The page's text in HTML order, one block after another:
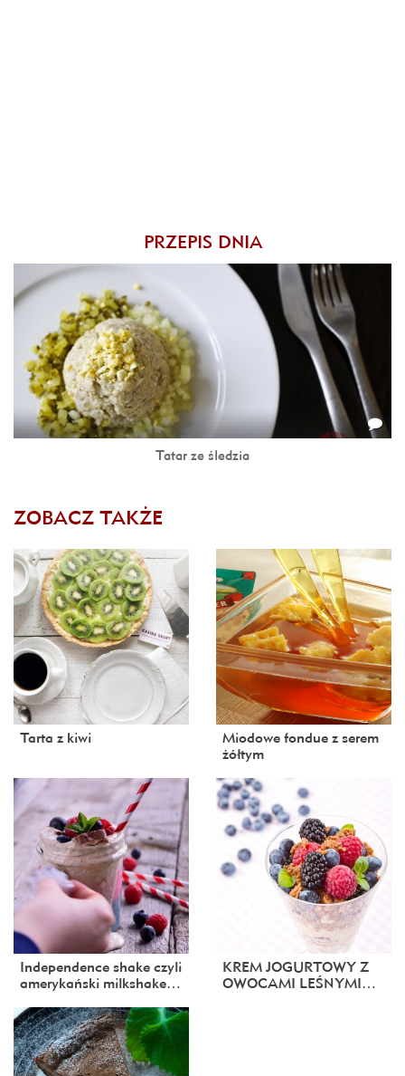
PRZEPIS DNIA
Tatar ze śledzia
ZOBACZ TAKŻE
Tarta z kiwi
Miodowe fondue z serem
żółtym
Independence shake czyli
amerykański milkshake…
KREM JOGURTOWY Z
OWOCAMI LEŚNYMI…